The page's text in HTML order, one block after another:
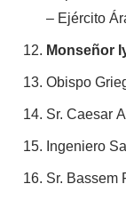
– Ejército
Monseñor
Obispo
Sr. Caesar
Ingeniero
Sr. Bassem